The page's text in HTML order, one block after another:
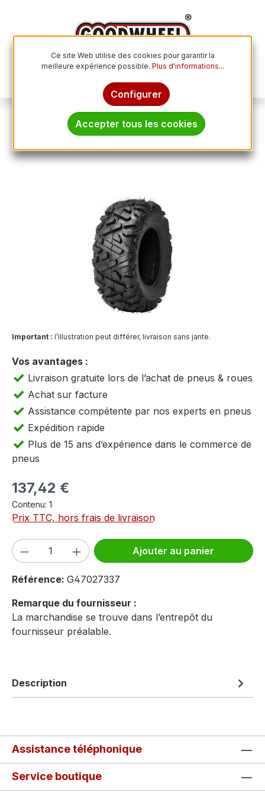
Pneus tout-terrain
JOURNEY 29x11.00 R 14 TL 80L P350 8PR
Ignorer la galerie d'images
Important : l’illustration peut différer, livraison sans jante.
Vos avantages :
Livraison gratuite lors de l’achat de pneus & roues
Achat sur facture
Assistance compétente par nos experts en pneus
Expédition rapide
Plus de 15 ans d’expérience dans le commerce de
pneus
Prix régulier :
137,42 €
Contenu: 1
Prix TTC, hors frais de livraison
Quantité de produit : Entrez la
Ajouter au panier
Référence: G47027337
Remarque du fournisseur :
La marchandise se trouve dans l’entrepôt du
fournisseur préalable.
Description
Assistance téléphonique
Service boutique
Ce site Web utilise des cookies pour garantir la
meilleure expérience possible. Plus d'informations...
Configurer
Accepter tous les cookies